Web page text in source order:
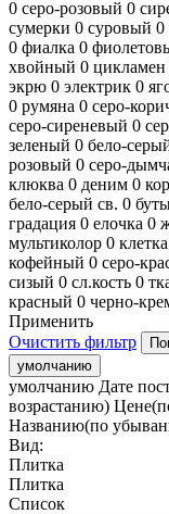
0 серо-розовый 0
сумерки 0 суровый 0
0 фиалка 0
хвойный 0 цикламен
экрю 0 электрик 0
0 румяна 0 серо-
серо-сиреневый 0
зеленый 0 бело-
розовый 0 серо-
клюква 0 деним 0
бело-серый св. 0
градация 0 елочка 0
мультиколор 0 клетка
кофейный 0 серо-
сизый 0 сл.кость 0
красный 0 черно-
Применить
Очистить фильтр
умолчанию
умолчанию Дате
возрастанию)
Названию(по
Вид:
Плитка
Плитка
Список